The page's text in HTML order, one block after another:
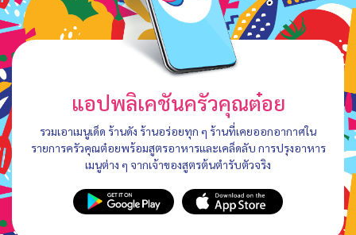
แอปพลิเคชันครัวคุณต๋อย
รวมเอาเมนูเด็ด ร้านดัง ร้านอร่อยทุก ๆ ร้านที่เคยออกอากาศใน
รายการครัวคุณต๋อยพร้อมสูตรอาหารและเคล็ดลับ การปรุงอาหาร
เมนูต่าง ๆ จากเจ้าของสูตรต้นตำรับตัวจริง